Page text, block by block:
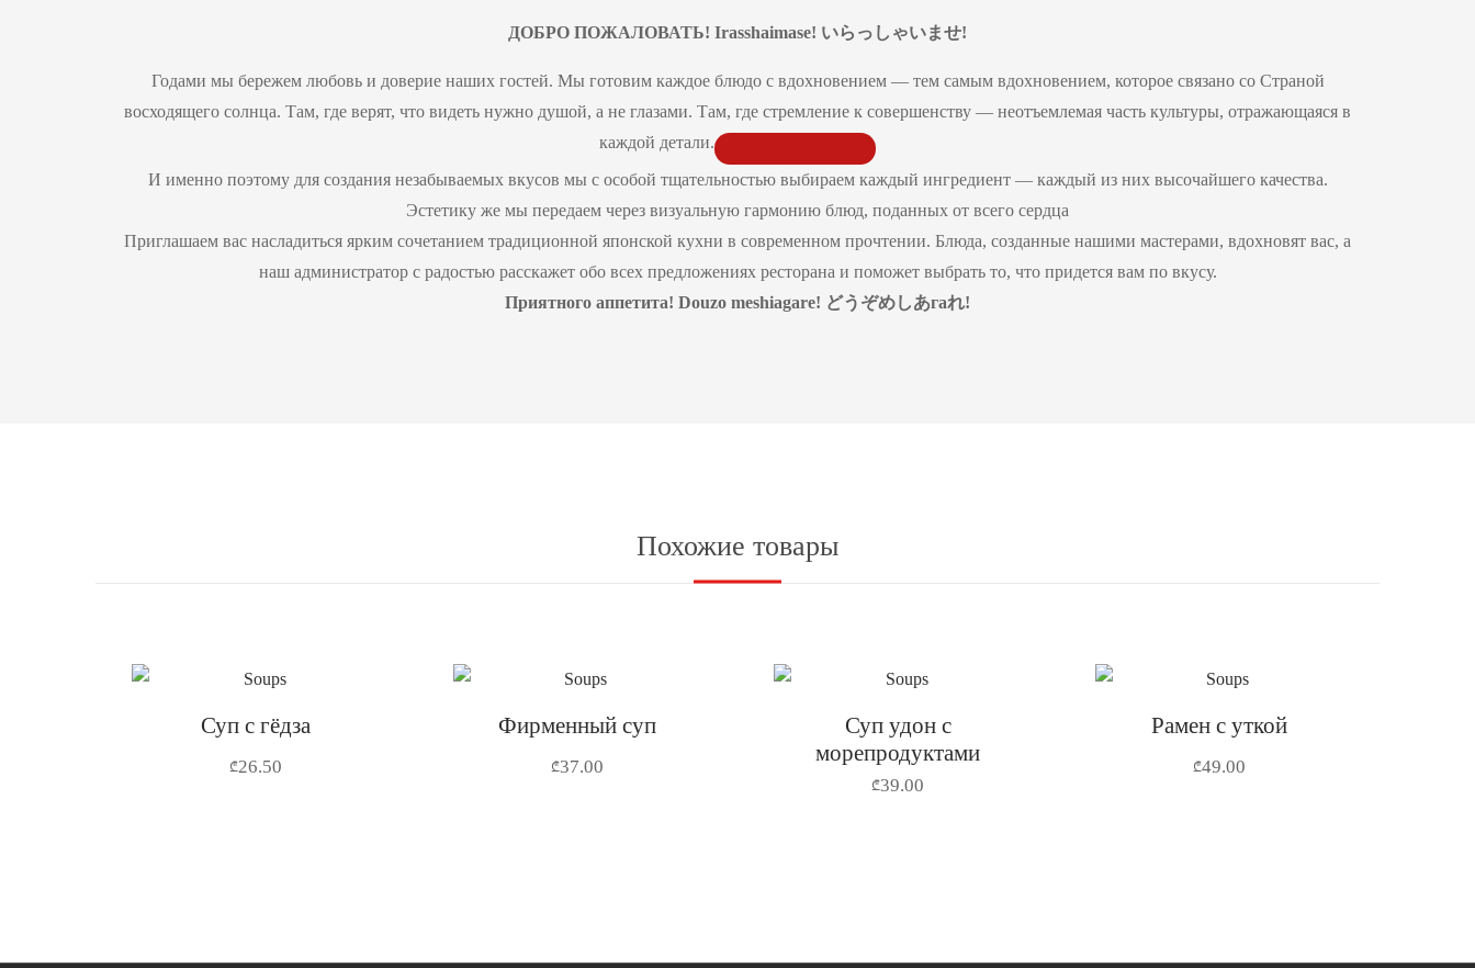
ДОБРО ПОЖАЛОВАТЬ! Irasshaimase! いらっしゃいませ!
Годами мы бережем любовь и доверие наших гостей. Мы готовим каждое блюдо с вдохновением — тем самым вдохновением, которое связано со Страной
восходящего солнца. Там, где верят, что видеть нужно душой, а не глазами. Там, где стремление к совершенству — неотъемлемая часть культуры, отражающаяся в
каждой детали.
И именно поэтому для создания незабываемых вкусов мы с особой тщательностью выбираем каждый ингредиент — каждый из них высочайшего качества.
Эстетику же мы передаем через визуальную гармонию блюд, поданных от всего сердца
Приглашаем вас насладиться ярким сочетанием традиционной японской кухни в современном прочтении. Блюда, созданные нашими мастерами, вдохновят вас, а
наш администратор с радостью расскажет обо всех предложениях ресторана и поможет выбрать то, что придется вам по вкусу.
Приятного аппетита! Douzo meshiagare! どうぞめしあгаれ!
Похожие товары
Суп с гёдза
₾26.50
Фирменный суп
₾37.00
Суп удон с
морепродуктами
₾39.00
Рамен с уткой
₾49.00